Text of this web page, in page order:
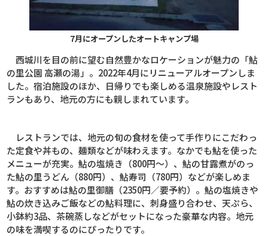
7月にオープンしたオートキャンプ場
西城川を目の前に望む自然豊かなロケーションが魅力の「鮎
の里公園 高瀬の湯」。 2022年4月にリニューアルオープンしま
した。宿泊施設のほか、日帰りでも楽しめる温泉施設やレスト
ランもあり、地元の方にも親しまれています。
レストランでは、地元の旬の食材を使って手作りにこだわっ
た定食や丼もの、麺類などが味わえます。なかでも鮎を使った
メニューが充実。鮎の塩焼き（800円～）、鮎の甘露煮がのっ
た鮎の里うどん（880円）、鮎寿司（780円）などが楽しめま
す。おすすめは鮎の里御膳（2350円／要予約）。鮎の塩焼きや
鮎の炊き込みご飯などの鮎料理に、刺身盛り合わせ、天ぷら、
小鉢約3品、茶碗蒸しなどがセットになった豪華な内容。地元
の味を満喫するのにぴったりです。